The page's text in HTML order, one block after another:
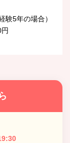
験5年の場合）